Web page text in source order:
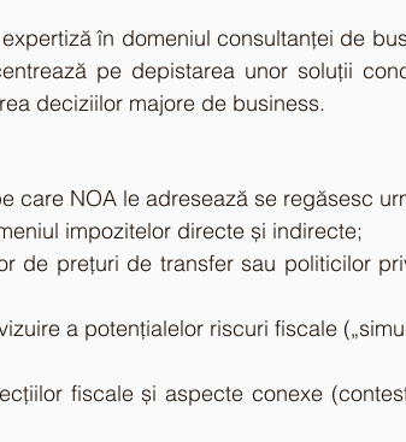
în domeniul consultanței de
pe depistarea unor soluții
deciziilor majore de business.
care NOA le adresează se regăsesc
impozitelor directe și indirecte;
de prețuri de transfer sau politicilor
a potențialelor riscuri fiscale
fiscale și aspecte conexe